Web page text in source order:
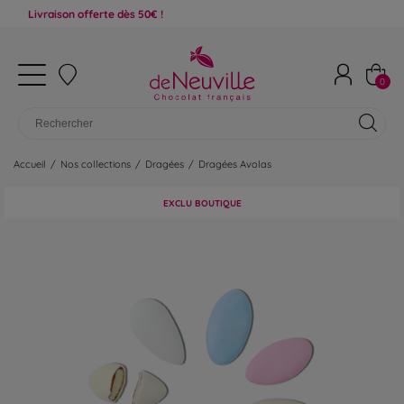
offerte dès 50€ !
0
Accueil / Nos collections / Dragées / Dragées Avolas
EXCLU BOUTIQUE